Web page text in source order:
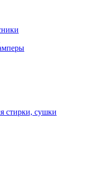
стирки, сушки